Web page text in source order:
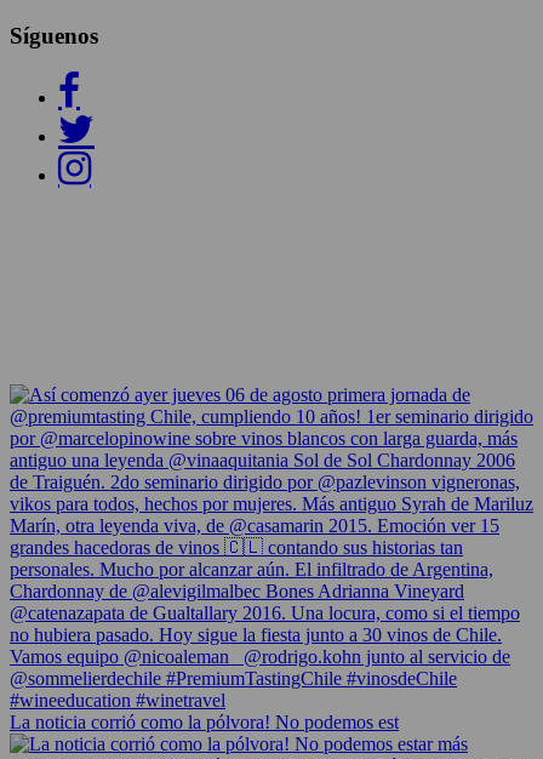
La noticia corrió como la pólvora! No podemos est
Síguenos